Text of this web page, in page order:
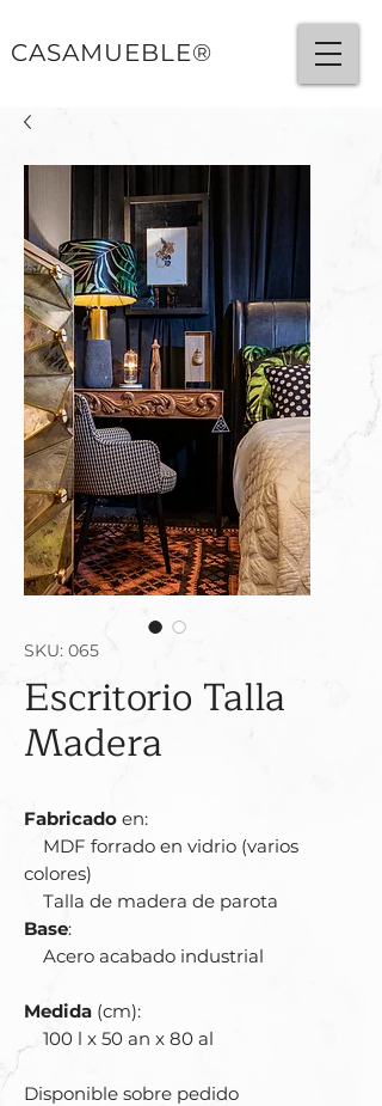
CASAMUEBLE®
SKU: 065
Escritorio Talla
Madera
Fabricado en:
MDF forrado en vidrio (varios
colores)
Talla de madera de parota
Base:
Acero acabado industrial
Medida (cm):
100 l x 50 an x 80 al
Disponible sobre pedido